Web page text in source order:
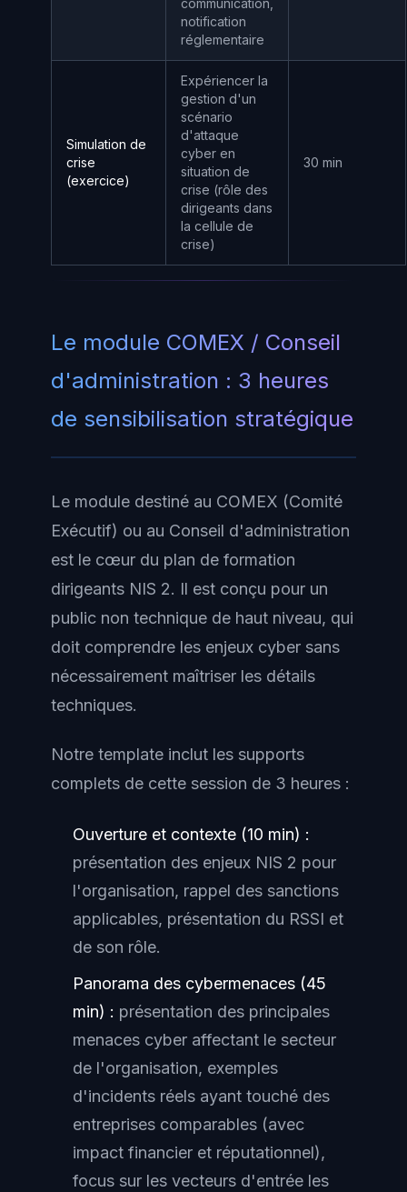
notification
réglementaire
Simulation de
crise
(exercice)
Expériencer la
gestion d'un
scénario
d'attaque
cyber en
situation de
crise (rôle des
dirigeants dans
la cellule de
crise)
30 min
Le module COMEX / Conseil
d'administration : 3 heures
de sensibilisation stratégique
Le module destiné au COMEX (Comité
Exécutif) ou au Conseil d'administration
est le cœur du plan de formation
dirigeants NIS 2. Il est conçu pour un
public non technique de haut niveau, qui
doit comprendre les enjeux cyber sans
nécessairement maîtriser les détails
techniques.
Notre template inclut les supports
complets de cette session de 3 heures :
Ouverture et contexte (10 min) :
présentation des enjeux NIS 2 pour
l'organisation, rappel des sanctions
applicables, présentation du RSSI et
de son rôle.
Panorama des cybermenaces (45
min) : présentation des principales
menaces cyber affectant le secteur
de l'organisation, exemples
d'incidents réels ayant touché des
entreprises comparables (avec
impact financier et réputationnel),
focus sur les vecteurs d'entrée les